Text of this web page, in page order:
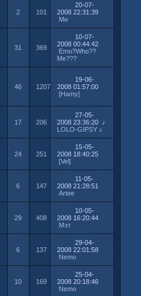
2 101
20-07-
2008 22:31:39
Ми
31 369
10-07-
2008 00:44:42
Emo?Who??
Me???
46 1207
19-06-
2008 01:57:00
[Hamy]
17 206
27-05-
2008 23:36:20
♪
LOLO-GIPSY ♪
24 251
15-05-
2008 18:40:25
[Vel]
6 147
11-05-
2008 21:28:51
Artee
29 408
10-05-
2008 16:20:44
Мэт
6 137
29-04-
2008 22:01:58
Nemo
10 169
25-04-
2008 20:18:46
Nemo